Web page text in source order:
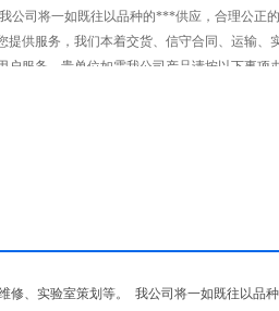
公司将一如既往以品种的***供应，合理公正
提供服务，我们本着交货、信守合同、运输、
户服务，贵单位如需我公司产品请按以下事项
修、实验室策划等。 我公司将一如既往以品